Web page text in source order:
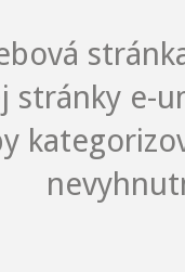
stránky e-